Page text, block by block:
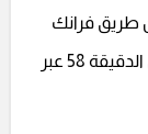
دجلة التسجيل في الدقيقة 50 عن طريق فرانك
بولي، قبل أن يدرك سموحة التعادل سريعًا في الدقيقة 58 عبر